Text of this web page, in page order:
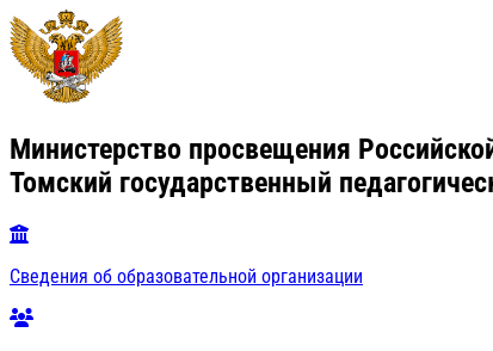
Министерство просвещения
Томский государственный
Сведения об образовательной организации